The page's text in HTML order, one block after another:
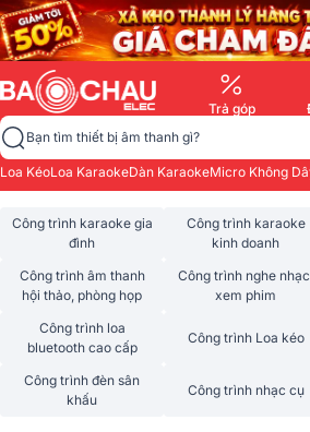
Trả góp
Bạn tìm thiết bị âm thanh gì?
Loa KéoLoa KaraokeDàn KaraokeMicro Không
Công trình karaoke gia
đình
Công trình karaoke
kinh doanh
Công trình âm thanh
hội thảo, phòng họp
Công trình nghe
xem phim
Công trình loa
bluetooth cao cấp
Công trình Loa kéo
Công trình đèn sân
khấu
Công trình nhạc cụ